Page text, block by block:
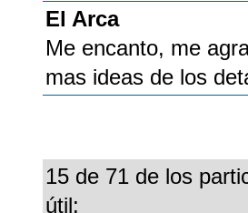
El Arca
Me encanto, me
mas ideas de los
15 de 71 de los
útil: